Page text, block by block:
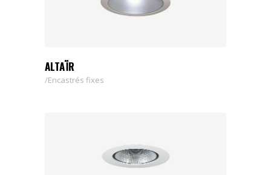
ALTAÏR
Encastrés fixes